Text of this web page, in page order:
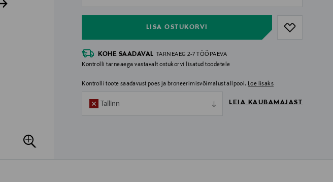
LISA OSTUKORVI
KOHE SAADAVAL
TARNEAEG 2-7 TÖÖPÄEVA
Kontrolli tarneaega vastavalt ostukorvi lisatud toodetele
Kontrolli toote saadavust poes ja broneerimisvõimalust allpool. Loe lisaks
Tallinn LEIA KAUBAMAJAST